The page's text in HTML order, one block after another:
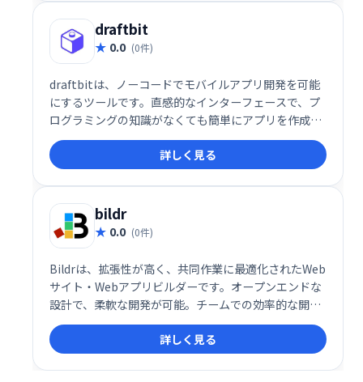
draftbit
0.0 (0件)
draftbitは、ノーコードでモバイルアプリ開発を可能
にするツールです。直感的なインターフェースで、プ
ログラミングの知識がなくても簡単にアプリを作成で
きます。デザイン、機能追加、公開まで、すべてをワ
ンストップで行えるため、迅速なアプリ開発を実現し
ます。 アイデアを形にするための、手軽で強力なツー
ルとして最適です。
詳しく見る
bildr
0.0 (0件)
Bildrは、拡張性が高く、共同作業に最適化されたWeb
サイト・Webアプリビルダーです。オープンエンドな
設計で、柔軟な開発が可能。チームでの効率的な開発
と、多様なニーズに対応するウェブサイトやアプリケ
ーション構築を支援します。
詳しく見る